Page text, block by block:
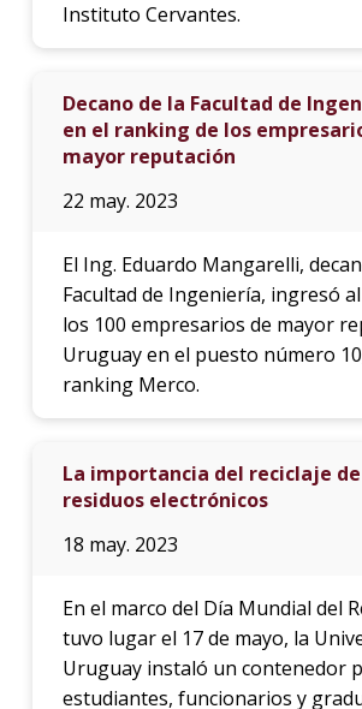
Instituto Cervantes.
Decano de la Facultad de
en el ranking de los
mayor reputación
22 may. 2023
El Ing. Eduardo Mangarelli,
Facultad de Ingeniería, ingresó
los 100 empresarios de mayor
Uruguay en el puesto número
ranking Merco.
La importancia del reciclaje
residuos electrónicos
18 may. 2023
En el marco del Día Mundial del
tuvo lugar el 17 de mayo, la
Uruguay instaló un contenedor
estudiantes, funcionarios y